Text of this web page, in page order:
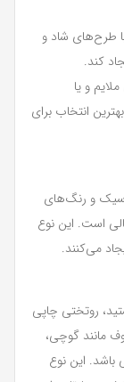
طرح‌های شاد و
کند.
و یا
انتخاب برای
و رنگ‌های
است. این نوع
می‌کنند.
روتختی چاپی
مانند گوچی،
باشد. این نوع